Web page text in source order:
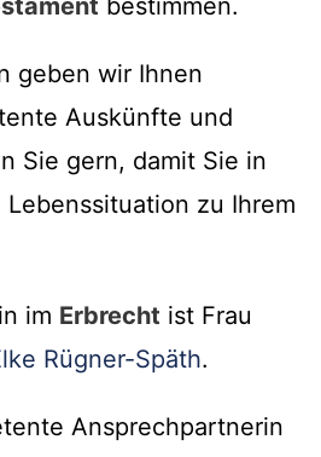
bestimmen.
geben wir Ihnen
Auskünfte und
Sie gern, damit Sie in
zu Ihrem
im Erbrecht ist Frau
Rügner-Späth.
Ansprechpartnerin